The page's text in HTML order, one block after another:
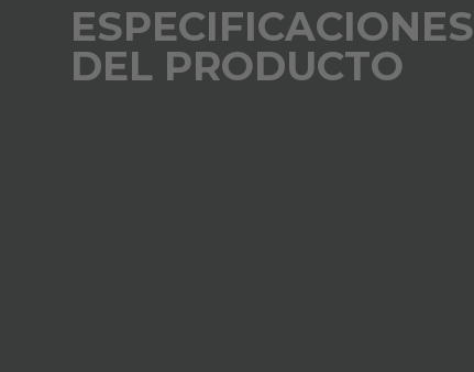
ESPECIFICACIONES
DEL PRODUCTO